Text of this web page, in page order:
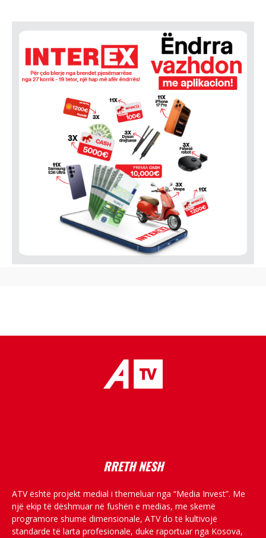
RRETH NESH
ATV është projekt medial i themeluar nga “Media Invest”. Me
një ekip të dëshmuar në fushën e medias, me skemë
programore shumë dimensionale, ATV do të kultivojë
standarde të larta profesionale, duke raportuar nga Kosova,